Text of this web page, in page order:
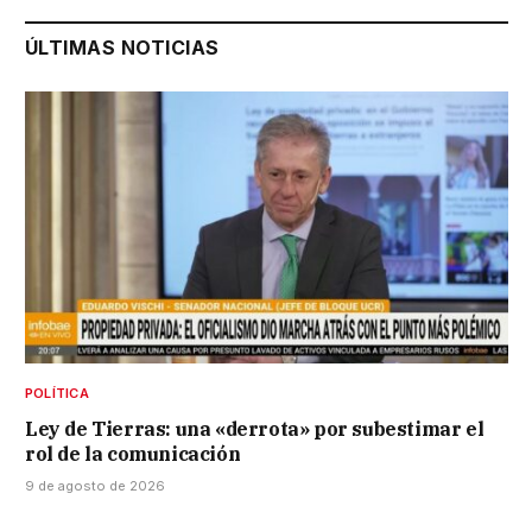
ÚLTIMAS NOTICIAS
POLÍTICA
Ley de Tierras: una «derrota» por subestimar el
rol de la comunicación
9 de agosto de 2026